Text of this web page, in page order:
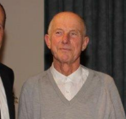
]
Selbständigen und freien
Nützliche Informationen für Unternehmen
Wichtige Informationen über das von der
und Unternehmen
WIRTSCHAFT
]
Der Mitarbeiter*in als Kraft für neue